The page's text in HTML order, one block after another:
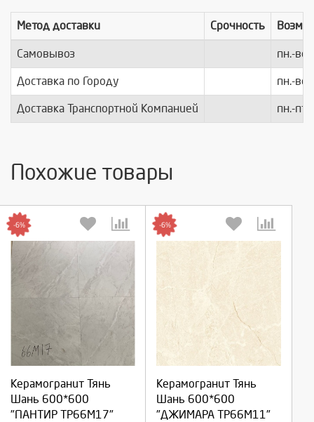
Метод доставки Срочность
Самовывоз пн.-вс.
Доставка по Городу пн.-вс.
Доставка Транспортной Компанией пн.-пт.
Похожие товары
Керамогранит Тянь
Шань 600*600
"ПАНТИР TP66M17"
-6%
Выберите количество:
Продолжить
Керамогранит Тянь
Шань 600*600
"ДЖИМАРА TP66M11"
-6%
Выберите количество:
Продолжить